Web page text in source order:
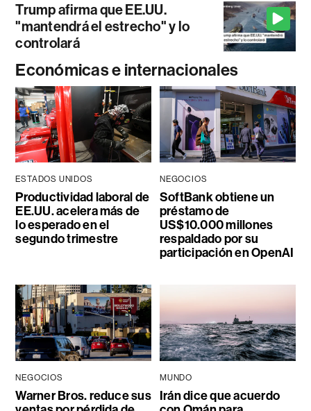
Trump afirma que EE.UU.
"mantendrá el estrecho" y lo
controlará
Económicas e internacionales
ESTADOS UNIDOS
Productividad laboral de
EE.UU. acelera más de
lo esperado en el
segundo trimestre
NEGOCIOS
SoftBank obtiene un
préstamo de
US$10.000 millones
respaldado por su
participación en OpenAI
NEGOCIOS
Warner Bros. reduce sus
MUNDO
Irán dice que acuerdo